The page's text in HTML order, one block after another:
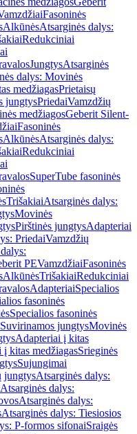
Fasoninės
AlkūnėsAtsarginės dalys:
Redukciniai
JungtysAtsarginės
dalys: Movinės
medžiagasPrietaisų
jungtysPriedaiVamzdžių
medžiagosGeberit Silent-
Fasoninės
AlkūnėsAtsarginės dalys:
Redukciniai
SuperTube fasoninės
TrišakiaiAtsarginės dalys:
Movinės
Pirštinės jungtysAdapteriai
PriedaiVamzdžių
PEVamzdžiaiFasoninės
AlkūnėsTrišakiaiRedukciniai
AdapteriaiSpecialios
fasoninės
Specialios fasoninės
Suvirinamos jungtysMovinės
Adapteriai į kitas
kitas medžiagasSrieginės
Sujungimai
jungtysAtsarginės dalys:
Atsarginės dalys:
Atsarginės dalys:
Atsarginės dalys: Tiesiosios
P-formos sifonaiSraigės